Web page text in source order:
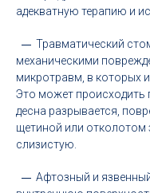
адекватную терапию и
Травматический
механическими
микротравм, в которых
Это может происходить
десна разрывается,
щетиной или отколотом
слизистую.
Афтозный и